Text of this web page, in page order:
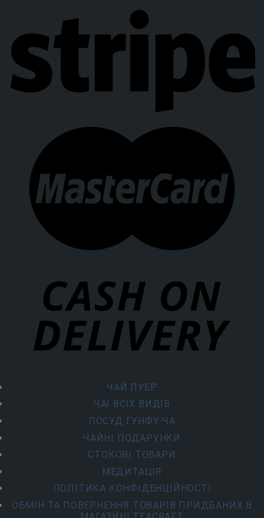
ЧАЙ ПУЕР
ЧАЇ ВСІХ ВИДІВ
ПОСУД ГУНФУ ЧА
ЧАЙНІ ПОДАРУНКИ
СТОКОВІ ТОВАРИ
МЕДИТАЦІЯ
ПОЛІТИКА КОНФІДЕНЦІЙНОСТІ
ОБМІН ТА ПОВЕРНЕННЯ ТОВАРІВ ПРИДБАНИХ В